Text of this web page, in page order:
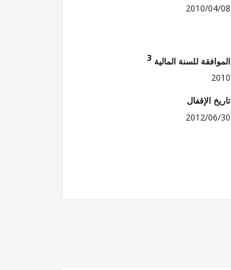
2010/04/08
الموافقة للسنة المالية 3
2010
تاريخ الإقفال
2012/06/30